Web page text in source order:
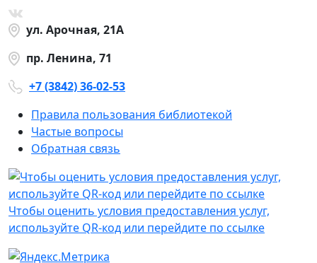
ул. Арочная, 21А
пр. Ленина, 71
+7 (3842) 36-02-53
Правила пользования библиотекой
Частые вопросы
Обратная связь
Чтобы оценить условия предоставления услуг,
используйте QR-код или перейдите по ссылке